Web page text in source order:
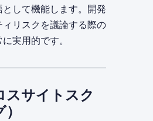
して機能します。開発
リスクを議論する際の
実用的です。
スサイトスク